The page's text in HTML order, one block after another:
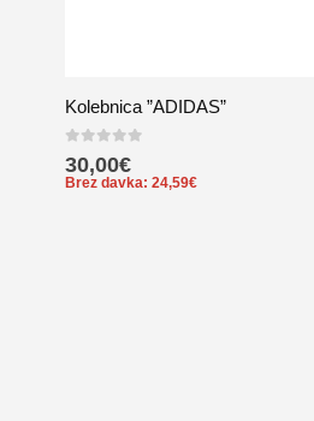
Kolebnica ”ADIDAS”
30,00€
Brez davka: 24,59€